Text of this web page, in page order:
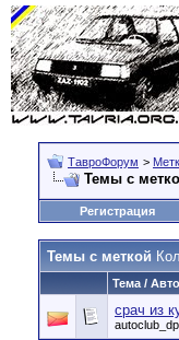
ТавроФорум >
Темы с
Регистрация
Темы с меткой
Тема /
срач из
autoclub_dp